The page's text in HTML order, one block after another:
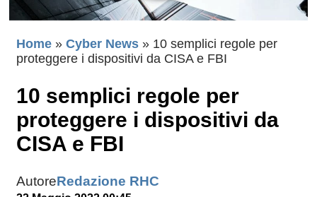
Home » Cyber News » 10 semplici regole per
proteggere i dispositivi da CISA e FBI
10 semplici regole per
proteggere i dispositivi da
CISA e FBI
AutoreRedazione RHC